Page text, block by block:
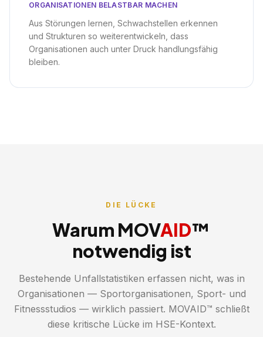
ORGANISATIONEN BELASTBAR MACHEN
Aus Störungen lernen, Schwachstellen erkennen
und Strukturen so weiterentwickeln, dass
Organisationen auch unter Druck handlungsfähig
bleiben.
DIE LÜCKE
Warum MOVAID™
notwendig ist
Bestehende Unfallstatistiken erfassen nicht, was in
Organisationen — Sportorganisationen, Sport- und
Fitnessstudios — wirklich passiert. MOVAID™ schließt
diese kritische Lücke im HSE-Kontext.